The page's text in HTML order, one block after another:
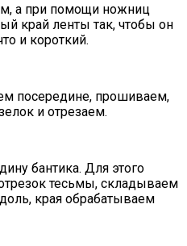
а при помощи ножниц
край ленты так, чтобы он
и короткий.
посередине, прошиваем,
и отрезаем.
бантика. Для этого
тесьмы, складываем
края обрабатываем